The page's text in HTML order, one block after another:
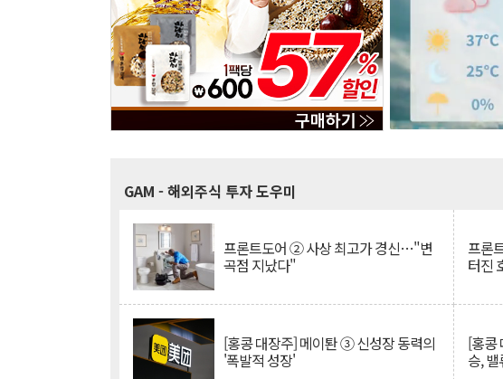
GAM - 해외주식 투자 도우미
프론트도어 ② 사상 최고가 경신…"변
곡점 지났다"
프론
터진
[홍콩 대장주] 메이퇀 ③ 신성장 동력의
'폭발적 성장'
[홍콩
승,